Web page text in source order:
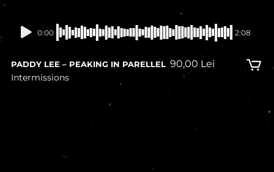
0:00 2:08
PADDY LEE – PEAKING IN PARELLEL 90,00 Lei
Intermissions